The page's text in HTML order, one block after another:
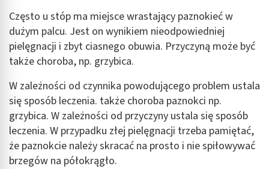
Często u stóp ma miejsce wrastający paznokieć w
dużym palcu. Jest on wynikiem nieodpowiedniej
pielęgnacji i zbyt ciasnego obuwia. Przyczyną może być
także choroba, np. grzybica.
W zależności od czynnika powodującego problem ustala
się sposób leczenia. także choroba paznokci np.
grzybica. W zależności od przyczyny ustala się sposób
leczenia. W przypadku złej pielęgnacji trzeba pamiętać,
że paznokcie należy skracać na prosto i nie spiłowywać
brzegów na półokrągło.
Tworzenie profili w celu personalizacji treści
Wykorzystywanie profili w celu doboru
spersonalizowanych treści
Pomiar efektywności treści
Rozumienie odbiorców dzięki statystyce lub
kombinacji danych z różnych źródeł
Rozwój i ulepszanie usług